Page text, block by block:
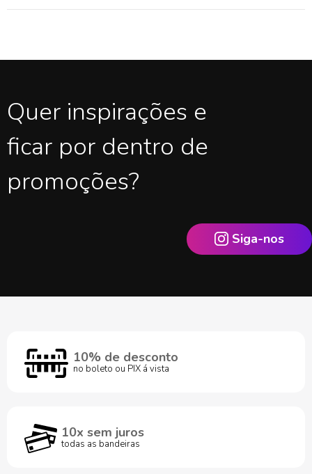
Quer inspirações e
ficar por dentro de
promoções?
Siga-nos
10% de desconto
no boleto ou PIX á vista
10x sem juros
todas as bandeiras